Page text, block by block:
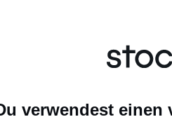
verwendest einen